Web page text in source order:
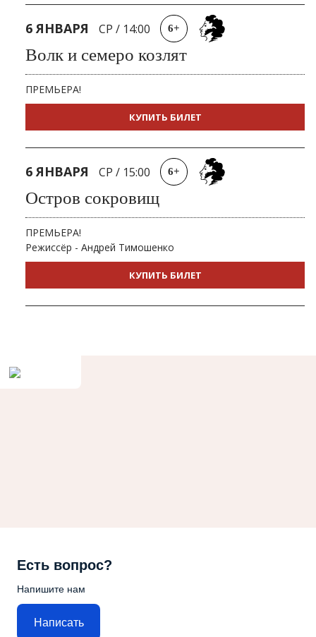
6 ЯНВАРЯ СР / 14:00 6+
Волк и семеро козлят
ПРЕМЬЕРА!
КУПИТЬ БИЛЕТ
6 ЯНВАРЯ СР / 15:00 6+
Остров сокровищ
ПРЕМЬЕРА!
Режиссёр - Андрей Тимошенко
КУПИТЬ БИЛЕТ
Есть вопрос?
Напишите нам
Написать